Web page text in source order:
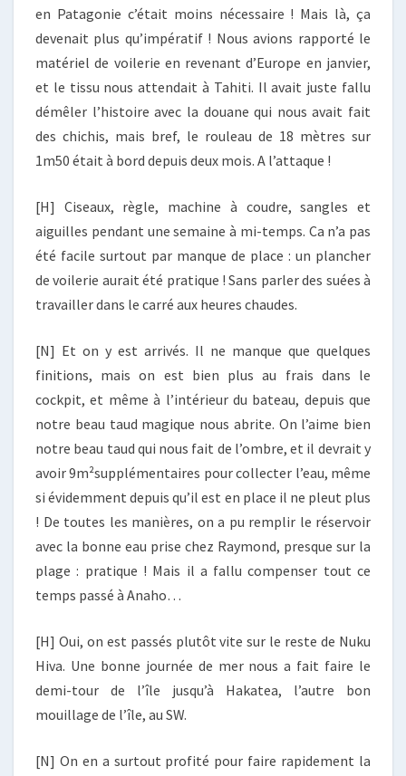
en Patagonie c’était moins nécessaire ! Mais là, ça
devenait plus qu’impératif ! Nous avions rapporté le
matériel de voilerie en revenant d’Europe en janvier,
et le tissu nous attendait à Tahiti. Il avait juste fallu
démêler l’histoire avec la douane qui nous avait fait
des chichis, mais bref, le rouleau de 18 mètres sur
1m50 était à bord depuis deux mois. A l’attaque !
[H] Ciseaux, règle, machine à coudre, sangles et
aiguilles pendant une semaine à mi-temps. Ca n’a pas
été facile surtout par manque de place : un plancher
de voilerie aurait été pratique ! Sans parler des suées à
travailler dans le carré aux heures chaudes.
[N] Et on y est arrivés. Il ne manque que quelques
finitions, mais on est bien plus au frais dans le
cockpit, et même à l’intérieur du bateau, depuis que
notre beau taud magique nous abrite. On l’aime bien
notre beau taud qui nous fait de l’ombre, et il devrait y
avoir 9m²supplémentaires pour collecter l’eau, même
si évidemment depuis qu’il est en place il ne pleut plus
! De toutes les manières, on a pu remplir le réservoir
avec la bonne eau prise chez Raymond, presque sur la
plage : pratique ! Mais il a fallu compenser tout ce
temps passé à Anaho…
[H] Oui, on est passés plutôt vite sur le reste de Nuku
Hiva. Une bonne journée de mer nous a fait faire le
demi-tour de l’île jusqu’à Hakatea, l’autre bon
mouillage de l’île, au SW.
[N] On en a surtout profité pour faire rapidement la